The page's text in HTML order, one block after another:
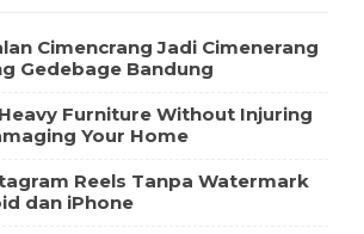
Cimencrang Jadi Cimenerang
Gedebage Bandung
Furniture Without Injuring
Your Home
Reels Tanpa Watermark
dan iPhone